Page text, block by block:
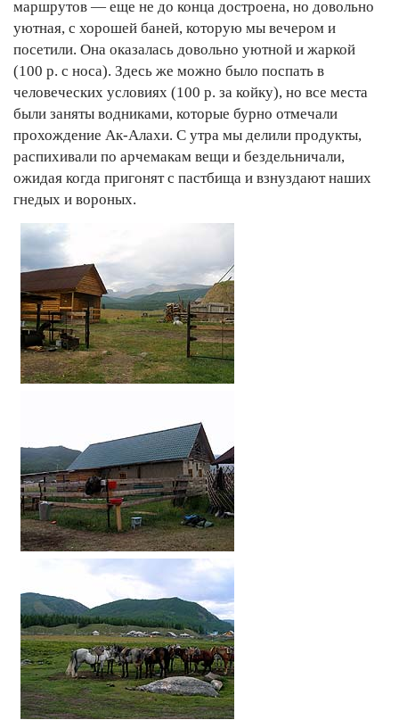
маршрутов — еще не до конца достроена, но довольно
уютная, с хорошей баней, которую мы вечером и
посетили. Она оказалась довольно уютной и жаркой
(100 р. с носа). Здесь же можно было поспать в
человеческих условиях (100 р. за койку), но все места
были заняты водниками, которые бурно отмечали
прохождение Ак-Алахи. С утра мы делили продукты,
распихивали по арчемакам вещи и бездельничали,
ожидая когда пригонят с пастбища и взнуздают наших
гнедых и вороных.